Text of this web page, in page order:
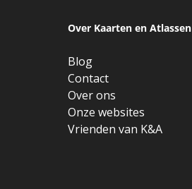
Over Kaarten en Atlassen
Blog
Contact
Over ons
Onze websites
Vrienden van K&A